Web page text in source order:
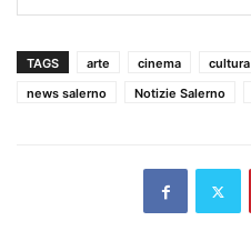
TAGS arte cinema cultura
news salerno
Notizie Salerno